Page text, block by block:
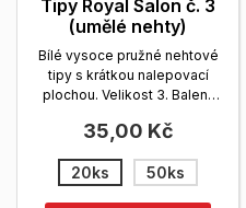
Tipy Royal Salon č. 3
(umělé nehty)
Bílé vysoce pružné nehtové
tipy s krátkou nalepovací
plochou. Velikost 3. Balení:
více
35,00 Kč
20ks 50ks